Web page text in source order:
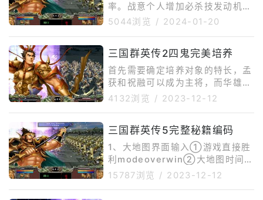
率。战意个人增加必杀技发动机
率。斗志个人增加单挑时必杀技的
挑时气力上升速度。飞马个人大幅
增加战场移动速度。骑术个人增加
战场移动速度。迅雷个人大幅加快
攻击速度。疾风个人加快攻击速
度。凝神个人大幅提高攻击命中
兵个人率领的士兵获得较多经验
值。修练个人获得较多经验值。冲
锋个人[全军冲锋]时
5044浏览 / 2024-01-20
三国群英传2四鬼完美培养
首先需要确定培养对象的特长，孟
获和祝融可以成为主将，而华雄和
颜良文丑则适合成为副将。根据个
意将他们的等级和兵种提升到最高
级别，这样才能使他们拥有更高的
属性和技能。培养四鬼的同时，也
需要提升他们的战斗技能。在游戏
中可以通过训练和修行来提升技
能，还可以通过激活套装来获得额
4132浏览 / 2023-12-12
三国群英传5完整秘籍编码
1、大地图界面输入①游戏直接胜
利modeoverwin②大地图时间加
快sftime1~100(数字越小速度越
15787浏览 / 2023-12-12